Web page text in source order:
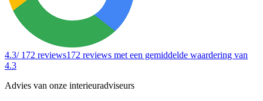
4.3/ 172 reviews172 reviews met een gemiddelde waardering van
4.3
Advies van onze interieuradviseurs